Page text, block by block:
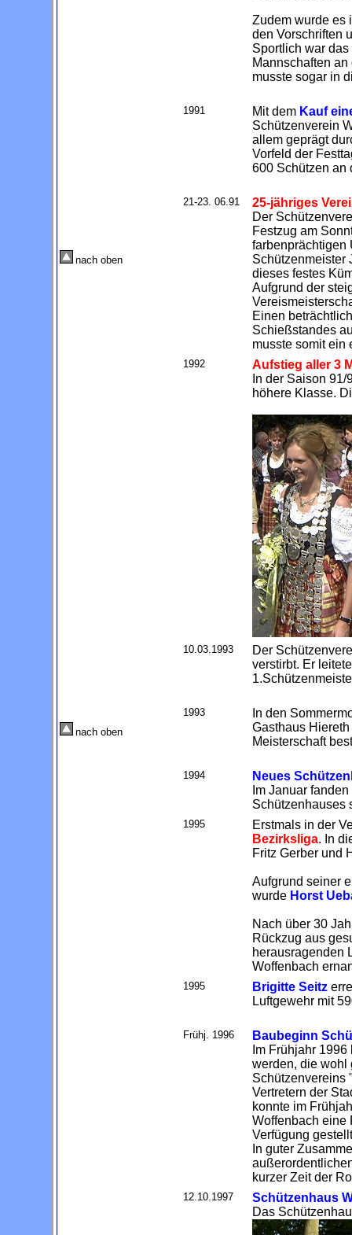
nach oben
nach oben
Zudem wurde es
den Vorschriften
Sportlich war
Mannschaften
musste sogar in
1991 Mit dem Kauf
Schützenverein
allem geprägt
Vorfeld der
600 Schützen an
21-23. 06.91
25-jähriges
Der
Festzug am
farbenprächtigen
Schützenmeister
dieses festes
Aufgrund der
Einen
Schießstandes
musste somit ein
1992
Aufstieg aller 3
In der Saison
höhere Klasse.
10.03.1993
Der
verstirbt. Er
1993
In den
Gasthaus
Meisterschaft
1994
Neues
Im Januar
Schützenhauses
1995
Erstmals in der
Bezirksliga. In
Fritz Gerber und
Aufgrund seiner
wurde Horst
Nach über 30
Rückzug aus
herausragenden
Woffenbach
1995 Brigitte Seitz
Luftgewehr mit
Frühj. 1996
Baubeginn
Im Frühjahr
werden, die wohl
Schützenvereins
Vertretern der
konnte im
Woffenbach eine
Verfügung
In guter
kurzer Zeit der
12.10.1997
Schützenhaus
Das